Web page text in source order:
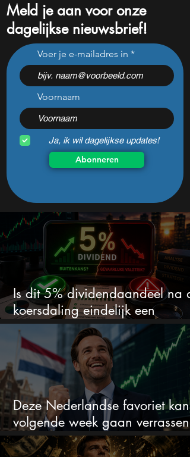
Deze Nederlandse favoriet
kan volgende week gaan
verrassen met de
kwartaalcijfers
Meld je aan voor onze
dagelijkse nieuwsbrief!
Voer je e-mailadres in
Voornaam
Ja, ik wil dagelijkse updates!
Abonneren
Is dit 5% dividendaandeel na
koersdaling eindelijk een
koopkans?
Deze Nederlandse favoriet kan
volgende week gaan verrassen
met de kwartaalcijfers